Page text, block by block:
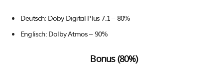
Deutsch: Doby Digital Plus 7.1 – 80%
Englisch: Dolby Atmos – 90%
Bonus (80%)